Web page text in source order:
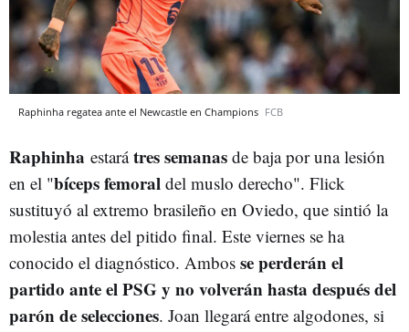
Raphinha regatea ante el Newcastle en Champions FCB
Raphinha estarátres semanas de baja por una lesión
en el "bíceps femoral del muslo derecho". Flick
sustituyó al extremo brasileño en Oviedo, que sintió la
molestia antes del pitido final. Este viernes se ha
conocido el diagnóstico. Ambos se perderán el
partido ante el PSG y no volverán hasta después del
parón de selecciones. Joan llegará entre algodones, si